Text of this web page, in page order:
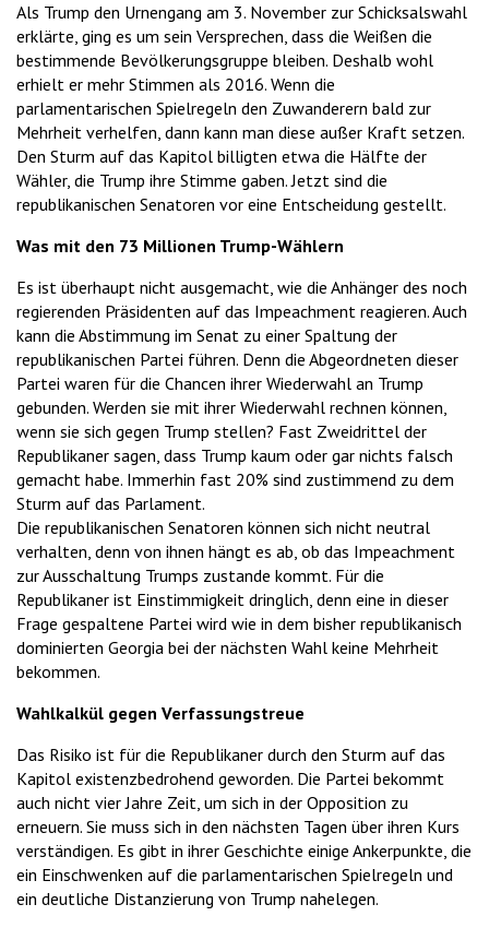
Als Trump den Urnengang am 3. November zur Schicksalswahl
erklärte, ging es um sein Versprechen, dass die Weißen die
bestimmende Bevölkerungsgruppe bleiben. Deshalb wohl
erhielt er mehr Stimmen als 2016. Wenn die
parlamentarischen Spielregeln den Zuwanderern bald zur
Mehrheit verhelfen, dann kann man diese außer Kraft setzen.
Den Sturm auf das Kapitol billigten etwa die Hälfte der
Wähler, die Trump ihre Stimme gaben. Jetzt sind die
republikanischen Senatoren vor eine Entscheidung gestellt.
Was mit den 73 Millionen Trump-Wählern
Es ist überhaupt nicht ausgemacht, wie die Anhänger des noch
regierenden Präsidenten auf das Impeachment reagieren. Auch
kann die Abstimmung im Senat zu einer Spaltung der
republikanischen Partei führen. Denn die Abgeordneten dieser
Partei waren für die Chancen ihrer Wiederwahl an Trump
gebunden. Werden sie mit ihrer Wiederwahl rechnen können,
wenn sie sich gegen Trump stellen? Fast Zweidrittel der
Republikaner sagen, dass Trump kaum oder gar nichts falsch
gemacht habe. Immerhin fast 20% sind zustimmend zu dem
Sturm auf das Parlament.
Die republikanischen Senatoren können sich nicht neutral
verhalten, denn von ihnen hängt es ab, ob das Impeachment
zur Ausschaltung Trumps zustande kommt. Für die
Republikaner ist Einstimmigkeit dringlich, denn eine in dieser
Frage gespaltene Partei wird wie in dem bisher republikanisch
dominierten Georgia bei der nächsten Wahl keine Mehrheit
bekommen.
Wahlkalkül gegen Verfassungstreue
Das Risiko ist für die Republikaner durch den Sturm auf das
Kapitol existenzbedrohend geworden. Die Partei bekommt
auch nicht vier Jahre Zeit, um sich in der Opposition zu
erneuern. Sie muss sich in den nächsten Tagen über ihren Kurs
verständigen. Es gibt in ihrer Geschichte einige Ankerpunkte, die
ein Einschwenken auf die parlamentarischen Spielregeln und
ein deutliche Distanzierung von Trump nahelegen.